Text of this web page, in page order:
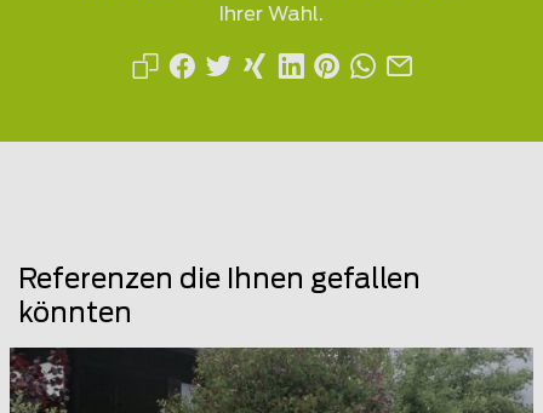
Ihrer Wahl.
Referenzen die Ihnen gefallen
könnten